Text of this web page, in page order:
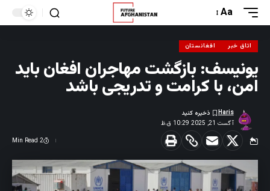
Aa
اتاق خبر افغانستان
یونیسف: بازگشت مهاجران افغان باید
امن، با کرامت و تدریجی باشد
آگست 21, 2025 10:29 ق.ظ
Haris
2 Min Read